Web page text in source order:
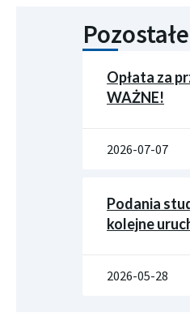
Opłata za
WAŻNE!
2026-07-07
Podania
kolejne
2026-05-28